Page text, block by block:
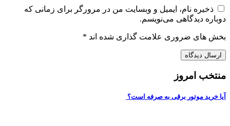
ذخیره نام، ایمیل و وبسایت من در مرورگر برای زمانی که
دوباره دیدگاهی می‌نویسم.
بخش های ضروری علامت گذاری شده اند *
منتخب امروز
آیا خرید موتور برقی به صرفه است؟